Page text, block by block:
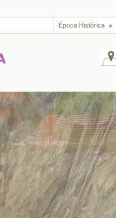
Época Histórica